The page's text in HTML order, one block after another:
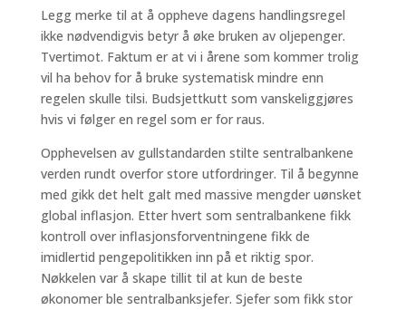
Legg merke til at å oppheve dagens handlingsregel
ikke nødvendigvis betyr å øke bruken av oljepenger.
Tvertimot. Faktum er at vi i årene som kommer trolig
vil ha behov for å bruke systematisk mindre enn
regelen skulle tilsi. Budsjettkutt som vanskeliggjøres
hvis vi følger en regel som er for raus.
Opphevelsen av gullstandarden stilte sentralbankene
verden rundt overfor store utfordringer. Til å begynne
med gikk det helt galt med massive mengder uønsket
global inflasjon. Etter hvert som sentralbankene fikk
kontroll over inflasjonsforventningene fikk de
imidlertid pengepolitikken inn på et riktig spor.
Nøkkelen var å skape tillit til at kun de beste
økonomer ble sentralbanksjefer. Sjefer som fikk stor